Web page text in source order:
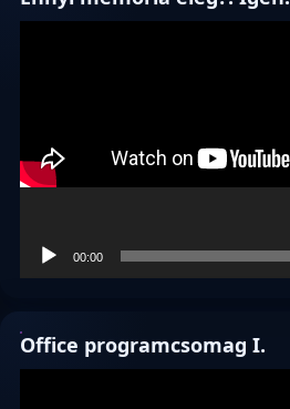
00:00
Office programcsomag I.